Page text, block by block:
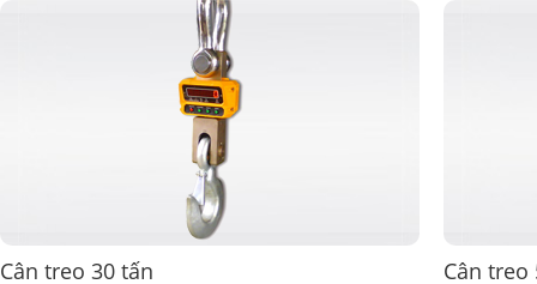
Cân treo 30 tấn
Cân treo